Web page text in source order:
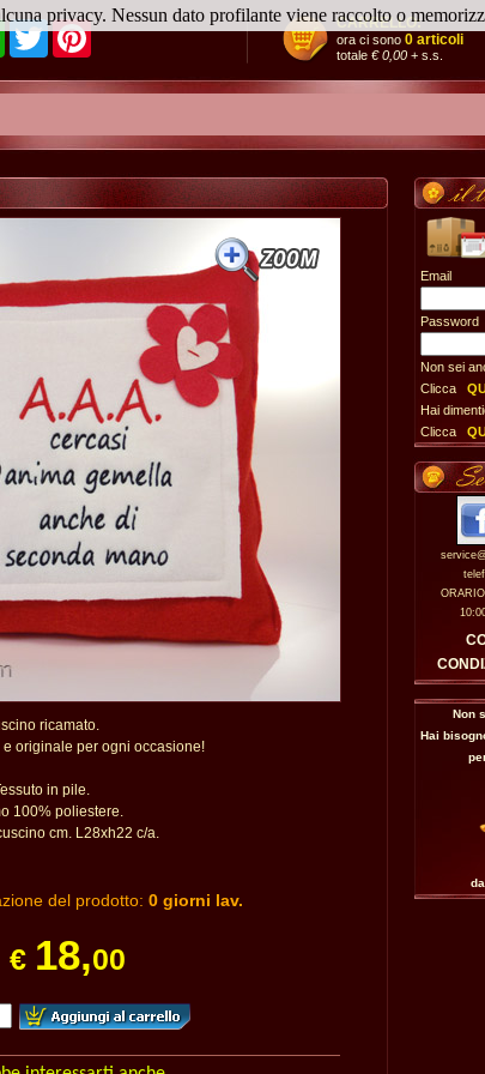
WhatsApp
TwitterPinterest CARRELLO:
ora ci sono 0 articoli
totale € 0,00 + s.s.
ricamato.
originale per ogni occasione!
in pile.
100% poliestere.
cm. L28xh22 c/a.
del prodotto: 0 giorni lav.
€ 18,00
Email
Password
Non sei
Clicca
Hai
Clicca
Non
Hai
privacy. Nessun dato profilante viene raccolto o